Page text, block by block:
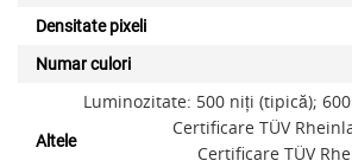
Densitate pixeli
Numar culori
Altele
Luminozitate: 500 niți (tipică);
Certificare TÜV
Certificare TÜV